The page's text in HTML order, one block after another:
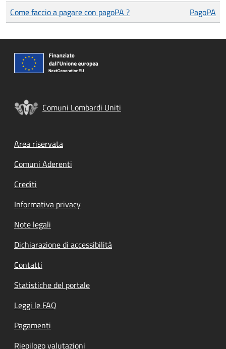
Come faccio a pagare con pagoPA ? PagoPA
Comuni Lombardi Uniti
Footer menu
Area riservata
Comuni Aderenti
Crediti
Informativa privacy
Note legali
Dichiarazione di accessibilità
Contatti
Statistiche del portale
Leggi le FAQ
Pagamenti
Riepilogo valutazioni